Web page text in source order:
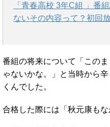
「青春高校 3年C組 」番
ないその内容って？初回
番組の将来について「この
ゃないかな。」と当時から
くんでした。
合格した際には「秋元康も